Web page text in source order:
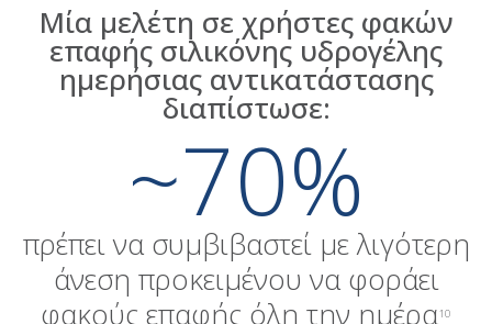
Μία μελέτη σε χρήστες φακών
επαφής σιλικόνης υδρογέλης
ημερήσιας αντικατάστασης
διαπίστωσε:
~70%
πρέπει να συμβιβαστεί με λιγότερη
άνεση προκειμένου να φοράει
φακούς επαφής όλη την ημέρα10